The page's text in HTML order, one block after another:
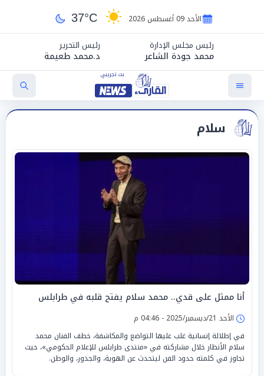
الأحد 09 أغسطس 2026 37°C
رئيس مجلس الإدارة
محمد جودة الشاعر
رئيس التحرير
د.محمد طعيمة
سلام
أنا ممثل على قدي.. محمد سلام يفتح قلبه في طرابلس
الأحد 21/ديسمبر/2025 - 04:46 م
في إطلالة إنسانية غلب عليها التواضع والمكاشفة، خطف الفنان محمد
سلام الأنظار خلال مشاركته في «منتدى طرابلس للإعلام الحكومي»، حيث
تجاوز في كلمته حدود الفن ليتحدث عن الهوية، والجذور، والوطن.